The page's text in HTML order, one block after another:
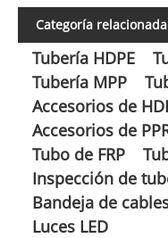
Categoría relacionada
Tubería HDPE
Tubería MPP
Accesorios de
Accesorios de
Tubo de FRP
Inspección de
Bandeja de
Luces LED